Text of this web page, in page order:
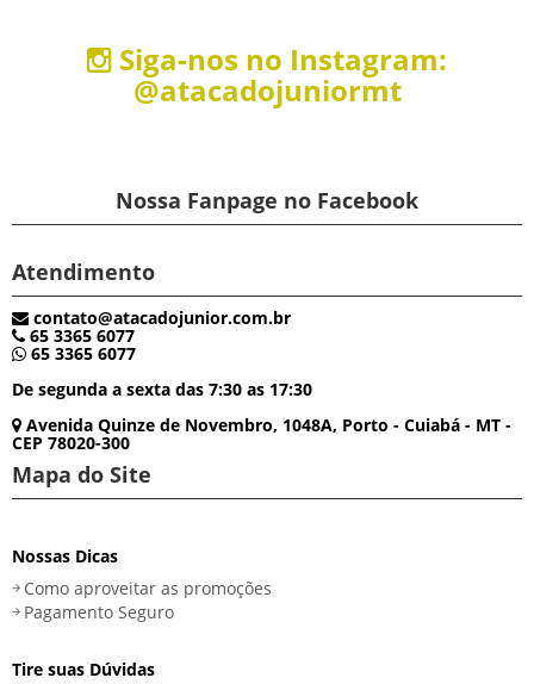
Siga-nos no Instagram:
@atacadojuniormt
Nossa Fanpage no Facebook
Atendimento
contato@atacadojunior.com.br
65 3365 6077
65 3365 6077
De segunda a sexta das 7:30 as 17:30
Avenida Quinze de Novembro, 1048A, Porto - Cuiabá - MT -
CEP 78020-300
Mapa do Site
Nossas Dicas
Como aproveitar as promoções
Pagamento Seguro
Tire suas Dúvidas